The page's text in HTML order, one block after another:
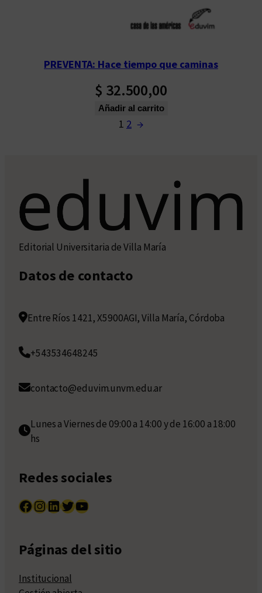
PREVENTA: Hace tiempo que caminas
$ 32.500,00
Añadir al carrito
1 2 →
Editorial Universitaria de Villa María
Datos de contacto
Entre Ríos 1421, X5900AGI, Villa María, Córdoba
+543534648245
contacto@eduvim.unvm.edu.ar
Lunes a Viernes de 09:00 a 14:00 y de 16:00 a 18:00
hs
Redes sociales
Facebook InstagramLinkedIn Twitter YouTube
Páginas del sitio
Institucional